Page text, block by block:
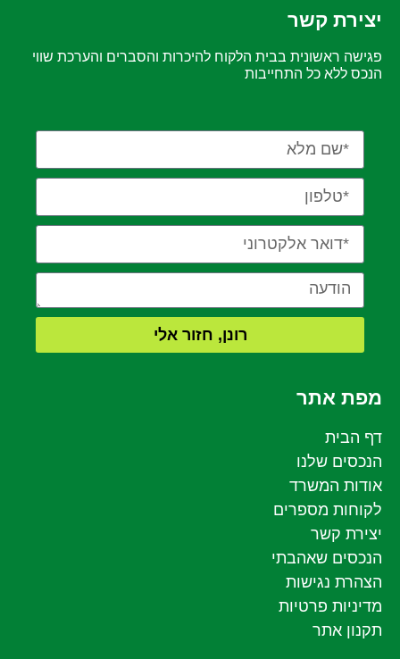
יצירת קשר
פגישה ראשונית בבית הלקוח להיכרות והסברים והערכת שווי
הנכס ללא כל התחייבות
רונן, חזור אלי
מפת אתר
דף הבית
הנכסים שלנו
אודות המשרד
לקוחות מספרים
יצירת קשר
הנכסים שאהבתי
הצהרת נגישות
מדיניות פרטיות
תקנון אתר